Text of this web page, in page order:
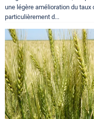
une légère amélioration du
particulièrement d...